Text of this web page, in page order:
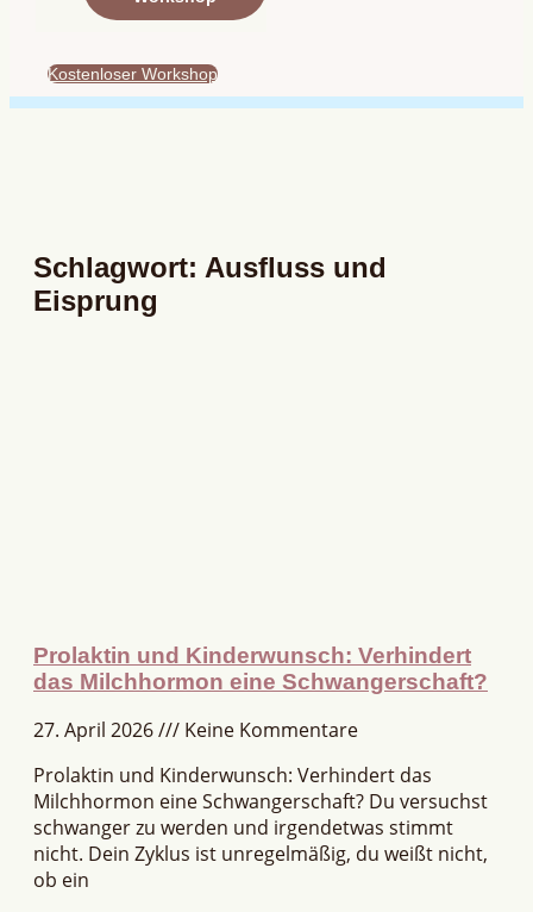
Kostenloser Workshop
Schlagwort: Ausfluss und
Eisprung
Prolaktin und Kinderwunsch: Verhindert
das Milchhormon eine Schwangerschaft?
27. April 2026
Keine Kommentare
Prolaktin und Kinderwunsch: Verhindert das
Milchhormon eine Schwangerschaft? Du versuchst
schwanger zu werden und irgendetwas stimmt
nicht. Dein Zyklus ist unregelmäßig, du weißt nicht,
ob ein